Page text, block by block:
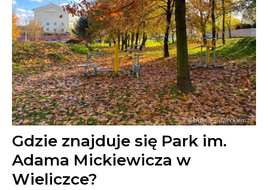
Gdzie znajduje się Park im.
Adama Mickiewicza w
Wieliczce?